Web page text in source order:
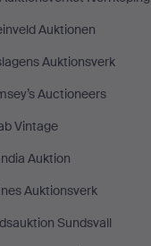
Auktionen
Auktionsverk
Auctioneers
Vintage
Auktion
Auktionsverk
Sundsvall